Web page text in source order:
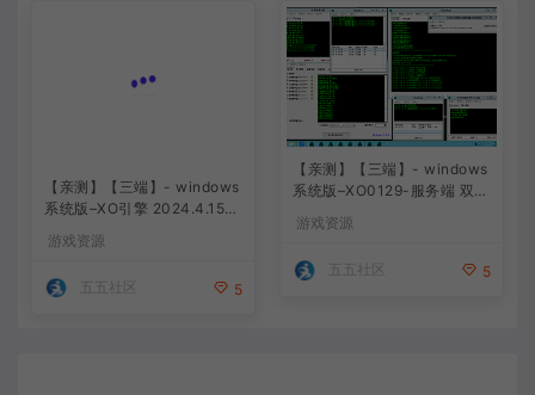
【亲测】【三端】- windows
系统版–XO引擎 2024.4.15整
特色星王合击版
游戏资源
五五社区 5
【亲测】【三端】- windows
系统版–XO0129-服务端 双端
理无限制 只有引擎和客户端
游戏资源
五五社区 5